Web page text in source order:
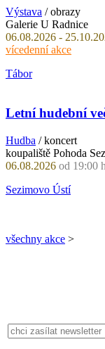
Výstava / obrazy
Galerie U Radnice
06.08.2026 -
vícedenní akce
Tábor
Letní hudební
Hudba / koncert
koupaliště Pohoda
06.08.2026 od 19:00
Sezimovo Ústí
všechny akce >